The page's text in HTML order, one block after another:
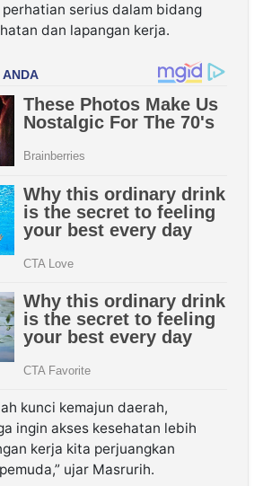
serius dalam bidang
dan lapangan kerja.
kunci kemajun daerah,
ingin akses kesehatan lebih
kerja kita perjuangkan
ujar Masrurih.